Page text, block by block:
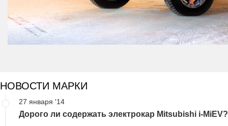
НОВОСТИ МАРКИ
27 января '14
Дорого ли содержать электрокар Mitsubishi i-MiEV?